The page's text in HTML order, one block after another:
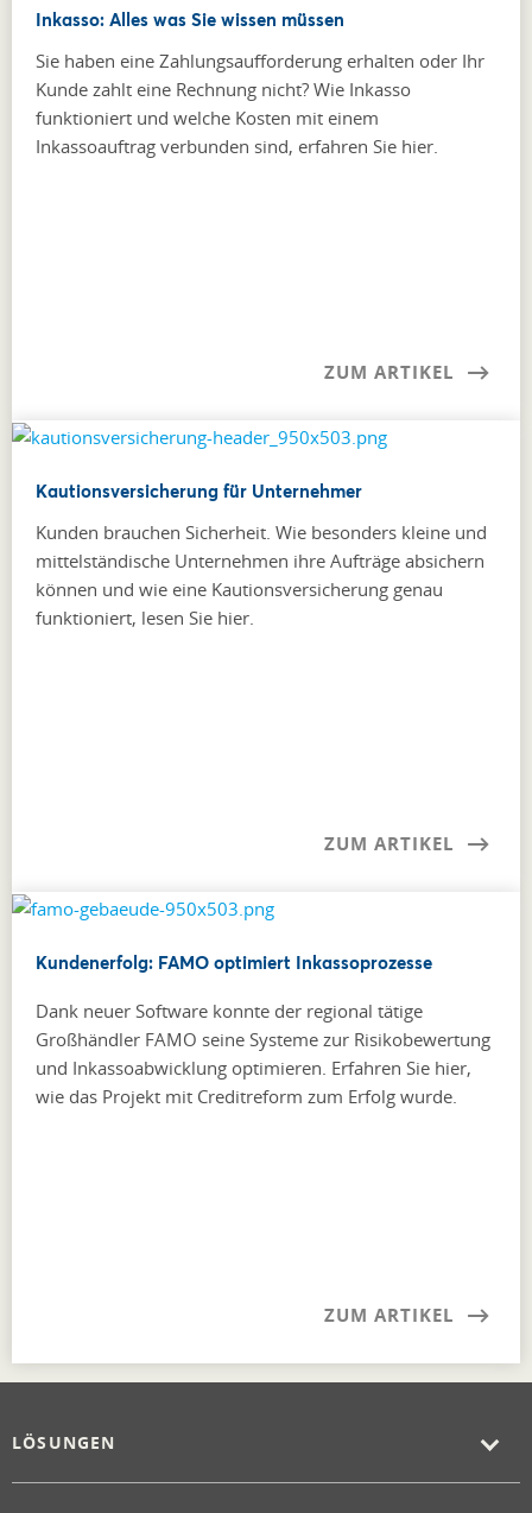
Inkasso: Alles was Sie wissen müssen
Sie haben eine Zahlungsaufforderung erhalten oder Ihr
Kunde zahlt eine Rechnung nicht? Wie Inkasso
funktioniert und welche Kosten mit einem
Inkassoauftrag verbunden sind, erfahren Sie hier.
ZUM ARTIKEL
Kautionsversicherung für Unternehmer
Kunden brauchen Sicherheit. Wie besonders kleine und
mittel­ständische Unternehmen ihre Aufträge absichern
können und wie eine Kautionsversicherung genau
funktioniert, lesen Sie hier.
ZUM ARTIKEL
Kundenerfolg: FAMO optimiert Inkassoprozesse
Dank neuer Software konnte der regional tätige
Großhändler FAMO seine Systeme zur Risikobewertung
und Inkassoabwicklung optimieren. Erfahren Sie hier,
wie das Projekt mit Creditreform zum Erfolg wurde.
ZUM ARTIKEL
LÖSUNGEN